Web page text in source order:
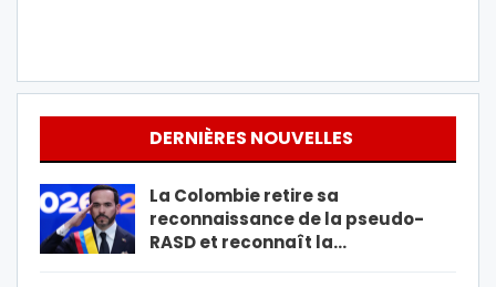
DERNIÈRES NOUVELLES
La Colombie retire sa
reconnaissance de la pseudo-
RASD et reconnaît la…